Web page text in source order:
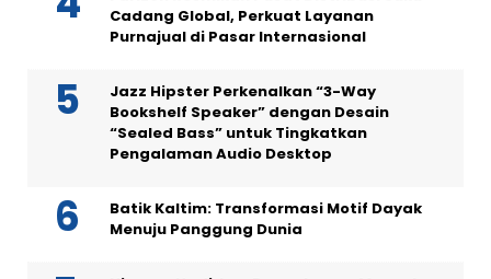
Cadang Global, Perkuat Layanan
Purnajual di Pasar Internasional
Jazz Hipster Perkenalkan “3-Way
Bookshelf Speaker” dengan Desain
“Sealed Bass” untuk Tingkatkan
Pengalaman Audio Desktop
Batik Kaltim: Transformasi Motif Dayak
Menuju Panggung Dunia